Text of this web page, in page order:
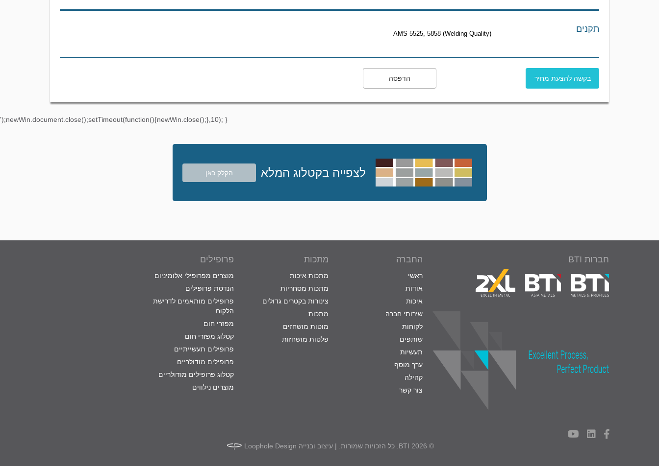
AMS 5525, 5858 (Welding Quality) תקנים
בקשה להצעת מחיר הדפסה
');newWin.document.close();setTimeout(function(){newWin.close();},10); }
לצפייה בקטלוג המלא הקלק כאן
החברה
ראשי
אודות
איכות
שירותי חברה
לקוחות
שותפים
תעשיות
ערך מוסף
קהילה
צור קשר
מתכות
מתכות איכות
מתכות מסחריות
צינורות בקטרים גדולים
מתכות
מוטות מושחזים
פלטות מושחזות
פרופילים
מוצרים מפרופילי אלומיניום
הנדסת פרופילים
פרופילים מותאמים לדרישת
הלקוח
מפזרי חום
קטלוג מפזרי חום
פרופילים תעשייתיים
פרופילים מודולריים
קטלוג פרופילים מודולריים
מוצרים נילווים
חברות BTI
© 2026 BTI. כל הזכויות שמורות. | עיצוב ובנייה Loophole Design